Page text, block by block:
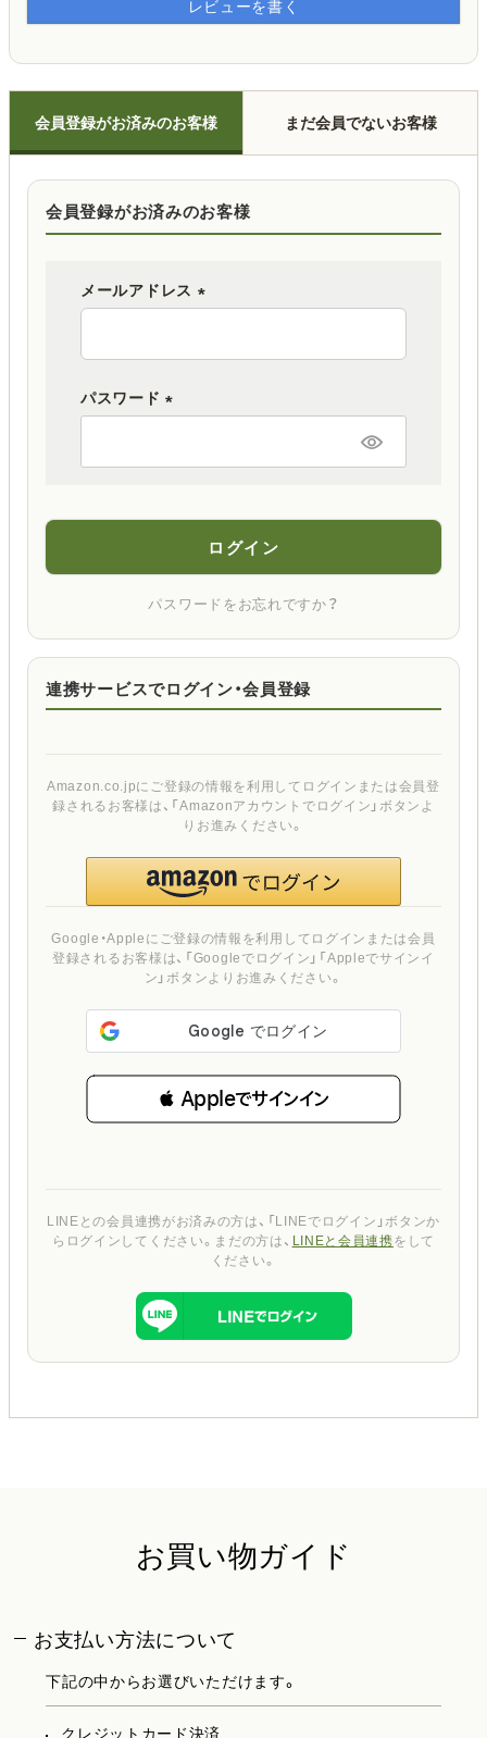
レビューを書く
会員登録がお済みのお客様 まだ会員でないお客様
会員登録がお済みのお客様
メールアドレス
パスワード
ログイン
パスワードをお忘れですか？
連携サービスでログイン・会員登録
 Appleでサインイン
Google・Appleにご登録の情報を利用してログインまたは会員
登録されるお客様は、「Googleでログイン」「Appleでサインイ
ン」ボタンよりお進みください。
Amazon.co.jpにご登録の情報を利用してログインまたは会員登
録されるお客様は、「Amazonアカウントでログイン」ボタンよ
りお進みください。
LINEとの会員連携がお済みの方は、「LINEでログイン」ボタンか
らログインしてください。まだの方は、 LINEと会員連携をして
ください。
お買い物ガイド
お支払い方法について
下記の中からお選びいただけます。
クレジットカード決済